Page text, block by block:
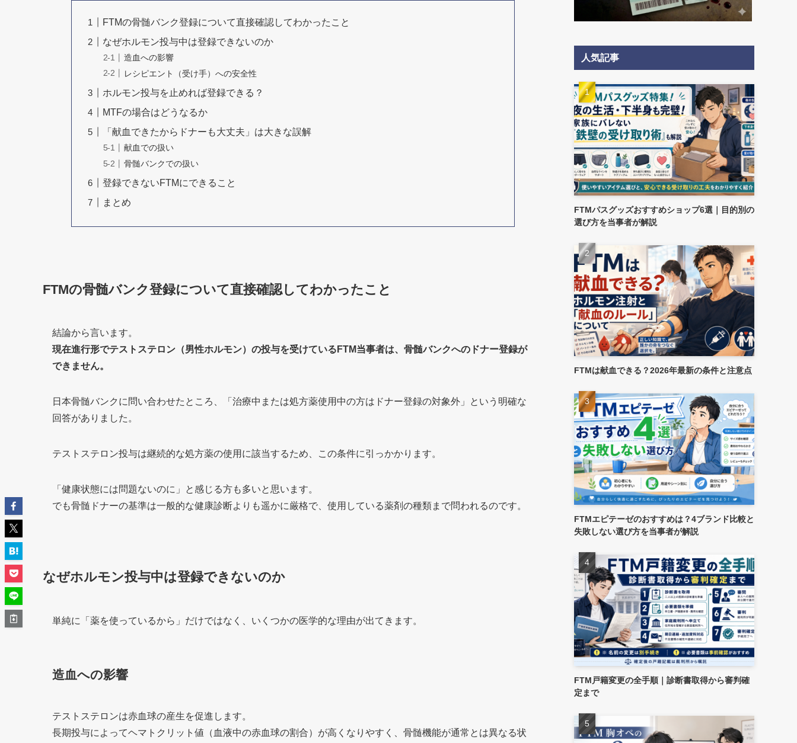
FTMの骨髄バンク登録について直接確認してわかったこと
なぜホルモン投与中は登録できないのか
造血への影響
レシピエント（受け手）への安全性
ホルモン投与を止めれば登録できる？
MTFの場合はどうなるか
「献血できたからドナーも大丈夫」は大きな誤解
献血での扱い
骨髄バンクでの扱い
登録できないFTMにできること
まとめ
FTMの骨髄バンク登録について直接確認してわかったこと
結論から言います。
現在進行形でテストステロン（男性ホルモン）の投与を受けているFTM当事者は、骨髄バンクへのドナー登録が
できません。
日本骨髄バンクに問い合わせたところ、「治療中または処方薬使用中の方はドナー登録の対象外」という明確な
回答がありました。
テストステロン投与は継続的な処方薬の使用に該当するため、この条件に引っかかります。
「健康状態には問題ないのに」と感じる方も多いと思います。
でも骨髄ドナーの基準は一般的な健康診断よりも遥かに厳格で、使用している薬剤の種類まで問われるのです。
なぜホルモン投与中は登録できないのか
単純に「薬を使っているから」だけではなく、いくつかの医学的な理由が出てきます。
造血への影響
テストステロンは赤血球の産生を促進します。
長期投与によってヘマトクリット値（血液中の赤血球の割合）が高くなりやすく、骨髄機能が通常とは異なる状
人気記事
FTMパスグッズおすすめショップ6選｜目的別の
選び方を当事者が解説
FTMは献血できる？2026年最新の条件と注意点
FTMエピテーゼのおすすめは？4ブランド比較と
失敗しない選び方を当事者が解説
FTM戸籍変更の全手順｜診断書取得から審判確
定まで